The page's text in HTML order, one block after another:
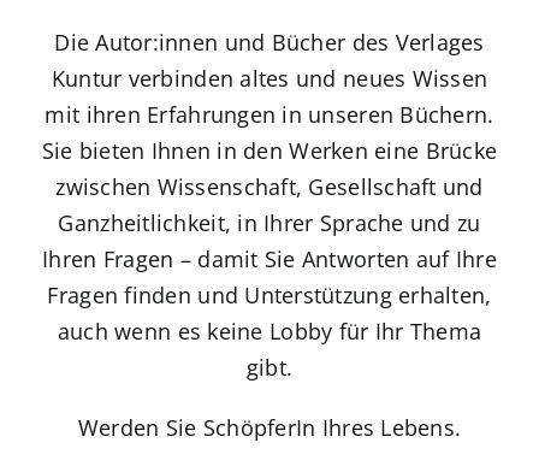
Die Autor:innen und Bücher des Verlages
Kuntur verbinden altes und neues Wissen
mit ihren Erfahrungen in unseren Büchern.
Sie bieten Ihnen in den Werken eine Brücke
zwischen Wissenschaft, Gesellschaft und
Ganzheitlichkeit, in Ihrer Sprache und zu
Ihren Fragen – damit Sie Antworten auf Ihre
Fragen finden und Unterstützung erhalten,
auch wenn es keine Lobby für Ihr Thema
gibt.
Werden Sie SchöpferIn Ihres Lebens.